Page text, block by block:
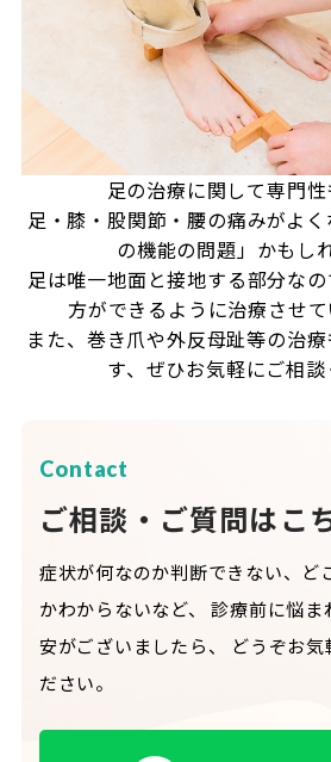
足の治療に関して専門
足・膝・股関節・腰の痛みがよ
の機能の問題」かもし
足は唯一地面と接地する部分な
方ができるように治療させて
また、巻き爪や外反母趾等の治
す、ぜひお気軽にご相談
Contact
ご相談・ご質問はこ
症状が何なのか判断できない、ど
かわからないなど、
診療前に悩ま
安がございましたら、
どうぞお気
ださい。